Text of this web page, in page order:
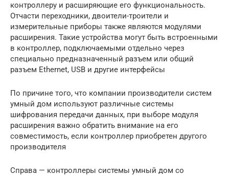
контроллеру и расширяющие его функциональность.
Отчасти переходники, двоители-троители и
измерительные приборы также являются модулями
расширения. Такие устройства могут быть встроенными
в контроллер, подключаемыми отдельно через
специально предназначенный разъем или общий
разъем Ethernet, USB и другие интерфейсы
По причине того, что компании производители систем
умный дом используют различные системы
шифрования передачи данных, при выборе модуля
расширения важно обратить внимание на его
совместимость, если контроллер приобретен другого
производителя
Справа — контроллеры системы умный дом со